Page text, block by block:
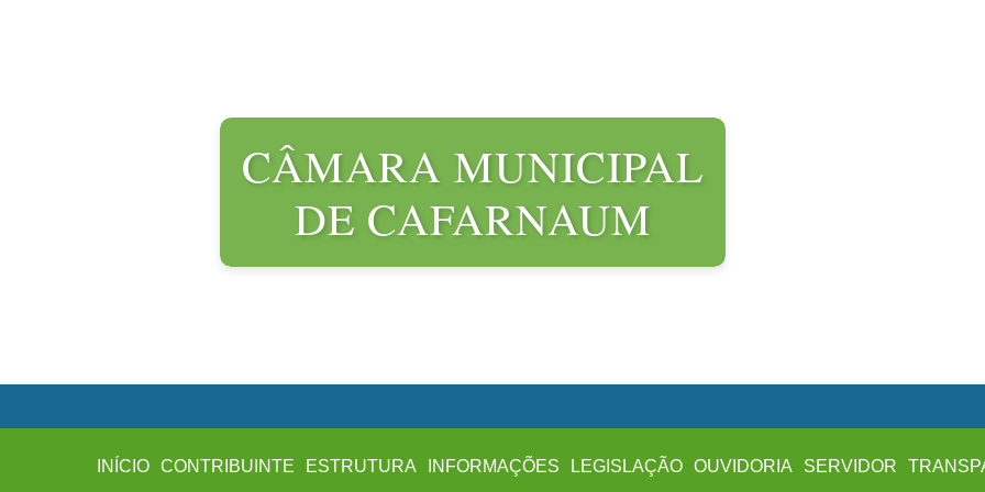
CÂMARA MUNICIPAL
DE CAFARNAUM
INÍCIO CONTRIBUINTE ESTRUTURA INFORMAÇÕES LEGISLAÇÃO OUVIDORIA SERVIDOR